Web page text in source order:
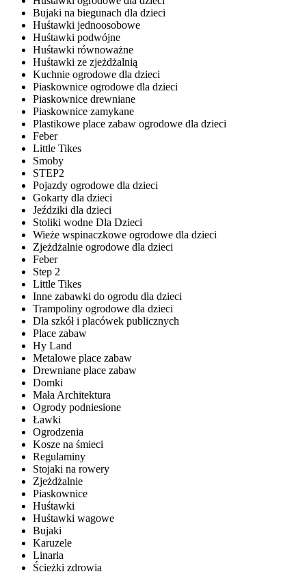
Bujaki na biegunach dla dzieci
Huśtawki jednoosobowe
Huśtawki podwójne
Huśtawki równoważne
Huśtawki ze zjeżdżalnią
Kuchnie ogrodowe dla dzieci
Piaskownice ogrodowe dla dzieci
Piaskownice drewniane
Piaskownice zamykane
Plastikowe place zabaw ogrodowe dla dzieci
Feber
Little Tikes
Smoby
STEP2
Pojazdy ogrodowe dla dzieci
Gokarty dla dzieci
Jeździki dla dzieci
Stoliki wodne Dla Dzieci
Wieże wspinaczkowe ogrodowe dla dzieci
Zjeżdżalnie ogrodowe dla dzieci
Feber
Step 2
Little Tikes
Inne zabawki do ogrodu dla dzieci
Trampoliny ogrodowe dla dzieci
Dla szkół i placówek publicznych
Place zabaw
Hy Land
Metalowe place zabaw
Drewniane place zabaw
Domki
Mała Architektura
Ogrody podniesione
Ławki
Ogrodzenia
Kosze na śmieci
Regulaminy
Stojaki na rowery
Zjeżdżalnie
Piaskownice
Huśtawki
Huśtawki wagowe
Bujaki
Karuzele
Linaria
Ścieżki zdrowia